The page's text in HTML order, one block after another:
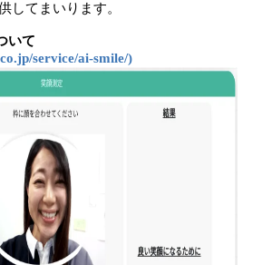
してまいります。
いて
service/ai-smile/)